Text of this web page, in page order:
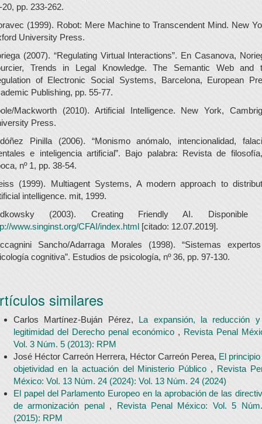
20, pp. 233-262.
(1999). Robot: Mere Machine to Transcendent Mind. New
University Press.
(2007). “Regulating Virtual Interactions”. En Casanova,
Trends in Legal Knowledge. The Semantic Web and
of Electronic Social Systems, Barcelona, European
Publishing, pp. 55-77.
Mackworth (2010). Artificial Intelligence. New York,
Press.
Pinilla (2006). “Monismo anómalo, intencionalidad,
e inteligencia artificial”. Bajo palabra: Revista de
nº 1, pp. 38-54.
(1999). Multiagent Systems, A modern approach to
intelligence. mit, 1999.
(2003). Creating Friendly AI. Disponible
www.singinst.org/CFAI/index.html [citado: 12.07.2019].
Sancho/Adarraga Morales (1998). “Sistemas
cognitiva”. Estudios de psicología, nº 36, pp. 97-130.
similares
Carlos Martínez-Buján Pérez, La expansión, la reducción
legitimidad del Derecho penal económico , Revista Penal
Vol. 3 Núm. 5 (2013): RPM
José Héctor Carreón Herrera, Héctor Carreón Perea, El principio
objetividad en la actuación del Ministerio Público , Revista
México: Vol. 13 Núm. 24 (2024): Vol. 13 Núm. 24 (2024)
El papel del Parlamento Europeo en la aprobación de las
de armonización penal , Revista Penal México: Vol. 5
(2015): RPM